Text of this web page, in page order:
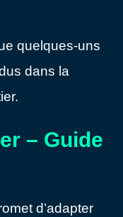
quelques-uns
dans la
– Guide
d’adapter